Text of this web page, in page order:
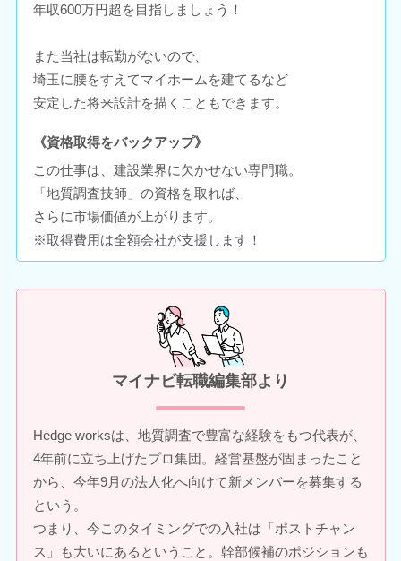
年収600万円超を目指しましょう！
また当社は転勤がないので、
埼玉に腰をすえてマイホームを建てるなど
安定した将来設計を描くこともできます。
《資格取得をバックアップ》
この仕事は、建設業界に欠かせない専門職。
「地質調査技師」の資格を取れば、
さらに市場価値が上がります。
※取得費用は全額会社が支援します！
マイナビ転職編集部より
Hedge worksは、地質調査で豊富な経験をもつ代表が、
4年前に立ち上げたプロ集団。経営基盤が固まったこと
から、今年9月の法人化へ向けて新メンバーを募集する
という。
つまり、今このタイミングでの入社は「ポストチャン
ス」も大いにあるということ。幹部候補のポジションも